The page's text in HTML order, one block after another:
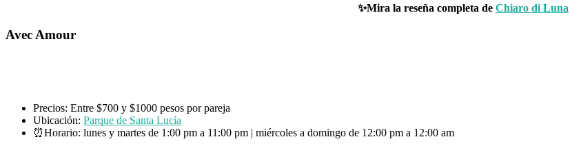
✨Mira la reseña completa de Chiaro di Luna
Avec Amour
Precios: Entre $700 y $1000 pesos por pareja
Ubicación: Parque de Santa Lucía
⏰Horario: lunes y martes de 1:00 pm a 11:00 pm | miércoles a domingo de 12:00 pm a 12:00 am